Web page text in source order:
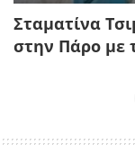
Σταματίνα
στην Πάρο με